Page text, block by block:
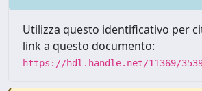
Utilizza questo identificativo per
link a questo documento:
https://hdl.handle.net/11369/